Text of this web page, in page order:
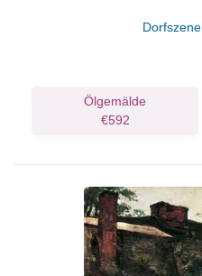
Dorfszene
Ölgemälde
€592